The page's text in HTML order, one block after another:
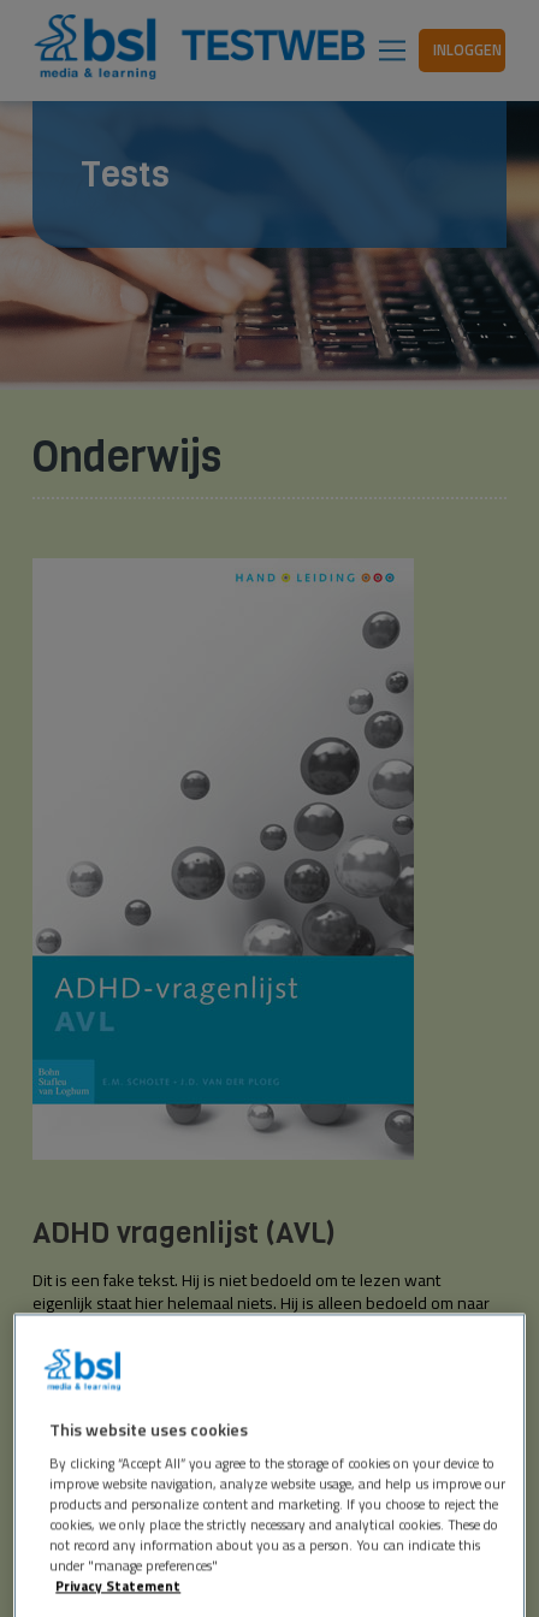
INLOGGEN
Tests
Onderwijs
ADHD vragenlijst (AVL)
Dit is een fake tekst. Hij is niet bedoeld om te lezen want
eigenlijk staat hier helemaal niets. Hij is alleen bedoeld om naar
typografie en de pagina indeling. En dat is de bedoeling want je
kunt met typografie enorm veel kanten uit. Daarom is het
belangrijk dat de keuze van het lettertype goed aansluit bij het
hebben. Dat geldt voor de normale leestekst maar natuurlijk
ook in sterke mate voor de koppen, tussen koppen en
eventuele intro’s.
MEER INFORMATIE
This website uses cookies
By clicking “Accept All” you agree to the storage of cookies on your device to
improve website navigation, analyze website usage, and help us improve our
products and personalize content and marketing. If you choose to reject the
cookies, we only place the strictly necessary and analytical cookies. These do
not record any information about you as a person. You can indicate this
under "manage preferences"
Privacy Statement